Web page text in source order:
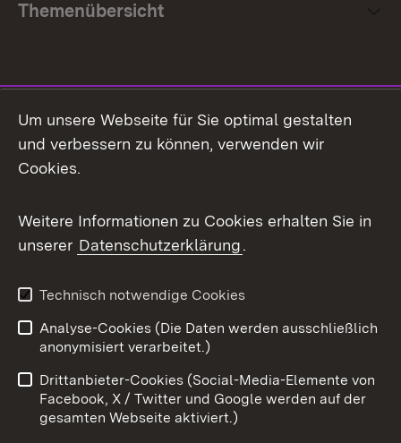
Themenübersicht
Facebook
X / Twitter
Youtube
Impressum
Kontakt
Barrierefreiheit
Datenschutz
Cookies
Um unsere Webseite für Sie optimal gestalten
und verbessern zu können, verwenden wir
Cookies.
Weitere Informationen zu Cookies erhalten Sie in
unserer Datenschutzerklärung.
Technisch notwendige Cookies
Analyse-Cookies (Die Daten werden ausschließlich
anonymisiert verarbeitet.)
Drittanbieter-Cookies (Social-Media-Elemente von
Facebook, X / Twitter und Google werden auf der
gesamten Webseite aktiviert.)